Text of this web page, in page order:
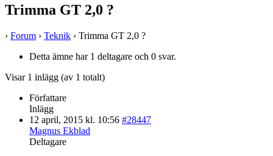
Trimma GT 2,0 ?
› Forum › Teknik › Trimma GT 2,0 ?
Detta ämne har 1 deltagare och 0 svar.
Visar 1 inlägg (av 1 totalt)
Författare
Inlägg
12 april, 2015 kl. 10:56 #28447
Magnus Ekblad
Deltagare